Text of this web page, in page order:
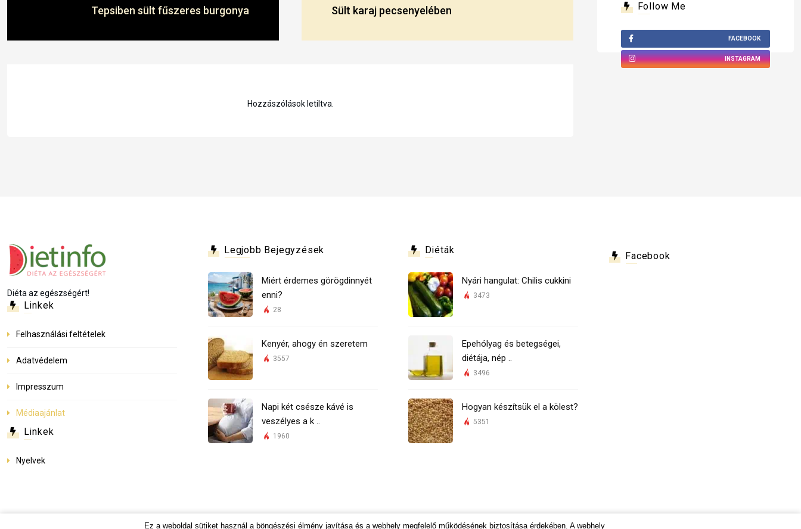
Tepsiben sült fűszeres burgonya Sült karaj pecsenyelében
Hozzászólások letiltva.
Follow Me
FACEBOOK
INSTAGRAM
Diéta az egészségért!
Linkek
Felhasználási feltételek
Adatvédelem
Impresszum
Médiaajánlat
Linkek
Nyelvek
Legjobb Bejegyzések
Miért érdemes görögdinnyét
enni?
28
Kenyér, ahogy én szeretem
3557
Napi két csésze kávé is
veszélyes a k ..
1960
Diéták
Nyári hangulat: Chilis cukkini
3473
Epehólyag és betegségei,
diétája, nép ..
3496
Hogyan készítsük el a kölest?
5351
Facebook
Ez a weboldal sütiket használ a böngészési élmény javítása és a webhely megfelelő működésének biztosítása érdekében. A webhely